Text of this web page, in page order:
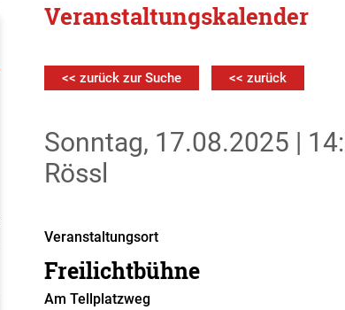
Veranstaltungskalender
<< zurück zur Suche << zurück
Sonntag, 17.08.2025 |
Rössl
Veranstaltungsort
Freilichtbühne
Am Tellplatzweg